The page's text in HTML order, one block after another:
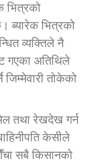
हिंसा
भित्रको
ब्यारेक भित्रको
व्यक्तिले नै
गएका अतिथिले
जिम्मेवारी तोकेको
तथा रेखदेख गर्न
केसीले
सबै किसानको